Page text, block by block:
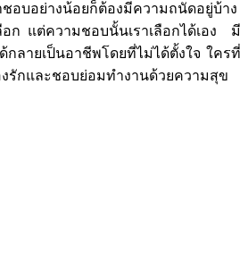
บอย่างน้อยก็ต้องมีความถนัดอยู่บ้าง
อก แต่ความชอบนั้นเราเลือกได้เอง มี
กลายเป็นอาชีพโดยที่ไม่ได้ตั้งใจ ใครที่
รักและชอบย่อมทำงานด้วยความสุข